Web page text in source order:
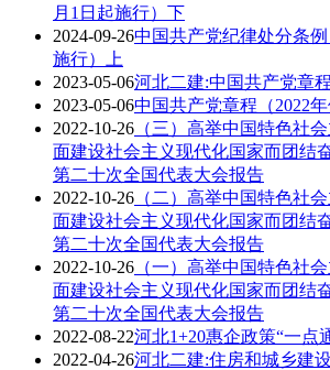
月1日起施行）下
2024-09-26中国共产党纪律处分条
施行）上
2023-05-06河北二建:中国共产党章
2023-05-06中国共产党章程（2022
2022-10-26 （三）高举中国特色社
面建设社会主义现代化国家而团
第二十次全国代表大会报告
2022-10-26 （二）高举中国特色社
面建设社会主义现代化国家而团
第二十次全国代表大会报告
2022-10-26 （一）高举中国特色社
面建设社会主义现代化国家而团
第二十次全国代表大会报告
2022-08-22河北1+20惠企政策“一点
2022-04-26河北二建:住房和城乡建